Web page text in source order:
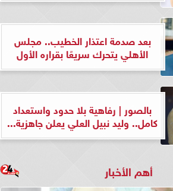
بعد صدمة اعتذار الخطيب.. مجلس
الأهلي يتحرك سريعًا بقراره الأول
بالصور | رفاهية بلا حدود واستعداد
كامل.. وليد نبيل العلي يعلن جاهزية...
أهم الأخبار